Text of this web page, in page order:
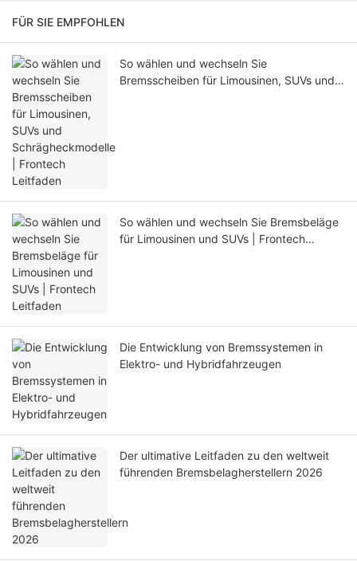
FÜR SIE EMPFOHLEN
So wählen und wechseln Sie
Bremsscheiben für Limousinen, SUVs und
So wählen und wechseln Sie Bremsbeläge
für Limousinen und SUVs | Frontech
Die Entwicklung von Bremssystemen in
Elektro- und Hybridfahrzeugen
Der ultimative Leitfaden zu den weltweit
führenden Bremsbelagherstellern 2026